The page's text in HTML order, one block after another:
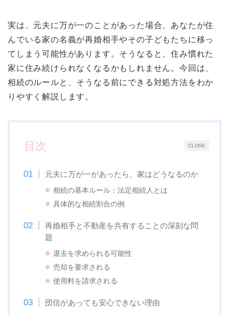
実は、元夫に万が一のことがあった場合、あなたが住
んでいる家の名義が再婚相手やその子どもたちに移っ
てしまう可能性があります。そうなると、住み慣れた
家に住み続けられなくなるかもしれません。今回は、
相続のルールと、そうなる前にできる対処方法をわか
りやすく解説します。
CLOSE
目次
元夫に万が一があったら、家はどうなるのか
相続の基本ルール：法定相続人とは
具体的な相続割合の例
再婚相手と不動産を共有することの深刻な問
題
退去を求められる可能性
売却を要求される
使用料を請求される
団信があっても安心できない理由